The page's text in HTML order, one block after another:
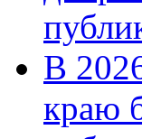
В
краю